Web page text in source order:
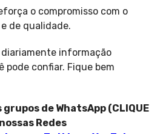
o compromisso com o
de qualidade.
diariamente informação
pode confiar. Fique bem
de WhatsApp (CLIQUE
Redes